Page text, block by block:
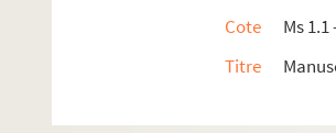
Cote
Ms 1.1
Titre
Oswald comme paroisse